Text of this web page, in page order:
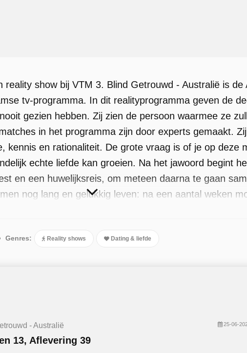
reality show bij VTM 3. Blind Getrouwd - Australië is de
tv-programma. In dit realityprogramma geven de
gezien hebben. Zij zien de persoon waarmee ze
in het programma zijn door experts gemaakt.
kennis en rationaliteit. De grote vraag is of je op deze
echte liefde kan groeien. Na het jawoord begint
en een huwelijksreis, om meteen daarna te gaan
nog lang en gelukkig leven: na een aantal weken
Genres: Reality shows Dating & liefde
- Australië 25-06-
13, Aflevering 39